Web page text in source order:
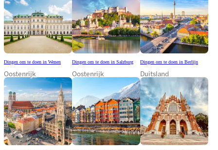
Dingen om te doen in Wenen
Oostenrijk
Dingen om te doen in Salzburg
Oostenrijk
Dingen om te doen in Berlijn
Duitsland